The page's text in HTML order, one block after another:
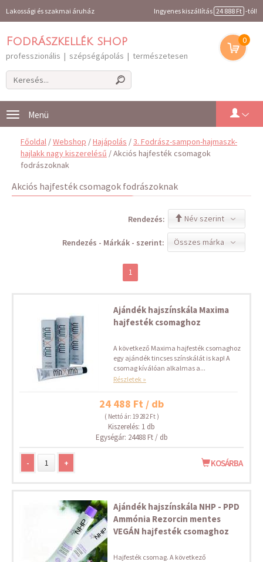
Lakossági és szakmai áruház Ingyenes kiszállítás 24 888 Ft -tól!
Fodrászkellék shop
professzionális | szépségápolás | természetesen
0
Toggle
navigation
Főoldal /Webshop /Hajápolás /3. Fodrász-sampon-hajmaszk-
hajlakk nagy kiszerelésű / Akciós hajfesték csomagok
fodrászoknak
Akciós hajfesték csomagok fodrászoknak
Név szerint
Rendezés:
Összes márka
Rendezés - Márkák - szerint:
1
Ajándék hajszínskála Maxima
hajfesték csomaghoz
A következő Maxima hajfesték csomaghoz
egy ajándék tincses színskálát is kap! A
csomag kíválóan alkalmas a...
Részletek »
24 488 Ft / db
( Nettó ár: 19 282 Ft )
Kiszerelés: 1 db
Egységár: 24488 Ft / db
- + KOSÁRBA
Ajándék hajszínskála NHP - PPD
Ammónia Rezorcin mentes
VEGÁN hajfesték csomaghoz
Hajfesték csomag. A következő